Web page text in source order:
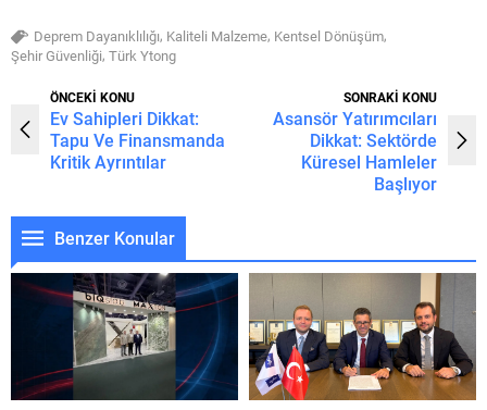
Deprem Dayanıklılığı, Kaliteli Malzeme, Kentsel Dönüşüm,
Şehir Güvenliği, Türk Ytong
ÖNCEKİ KONU
Ev Sahipleri Dikkat:
Tapu Ve Finansmanda
Kritik Ayrıntılar
SONRAKİ KONU
Asansör Yatırımcıları
Dikkat: Sektörde
Küresel Hamleler
Başlıyor
Benzer Konular